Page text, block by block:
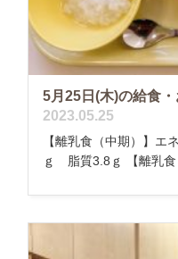
5月25日(木)の給食
2023.05.25
【離乳食（中期）】
ｇ 脂質3.8ｇ 【離乳食